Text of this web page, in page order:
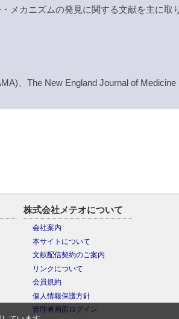
メカニズムの発見に関する文献を主に取
、The New England Journal of
株式会社メテオについて
会社案内
本サイトについて
文献配信契約のご案内
リンクについて
会員規約
個人情報保護方針
管理者画面ログイン